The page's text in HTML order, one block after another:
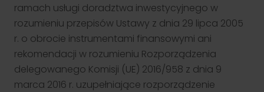
ramach usługi doradztwa inwestycyjnego w
rozumieniu przepisów Ustawy z dnia 29 lipca 2005
r. o obrocie instrumentami finansowymi ani
rekomendacji w rozumieniu Rozporządzenia
delegowanego Komisji (UE) 2016/958 z dnia 9
marca 2016 r. uzupełniające rozporządzenie